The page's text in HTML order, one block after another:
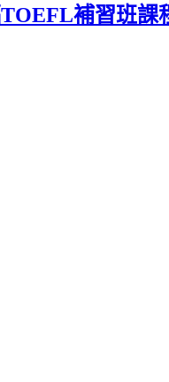
補習班課